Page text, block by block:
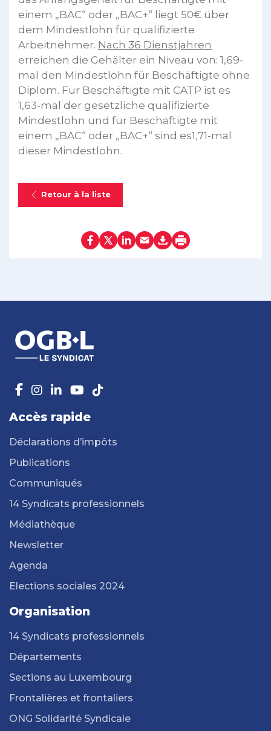
einem „BAC“ oder „BAC+“ liegt 50€ über
dem Mindestlohn für qualifizierte
Arbeitnehmer. Nach 36 Dienstjahren
erreichen die Gehälter ein Niveau von: 1,69-
mal den Mindestlohn für Beschäftigte ohne
Diplom. Für Beschäftigte mit CATP ist es
1,63-mal der gesetzliche qualifizierte
Mindestlohn und für Beschäftigte mit
einem „BAC“ oder „BAC+“ sind es1,71-mal
dieser Mindestlohn.
Retour à la liste
Accès rapide
Déclarations d’impôts
Publications
Communiqués
14 Syndicats professionnels
Médiathèque
Newsletter
Agenda
Elections sociales 2024
Organisation
14 Syndicats professionnels
Départements
Sections au Luxembourg
Frontalières et frontaliers
ONG Solidarité Syndicale